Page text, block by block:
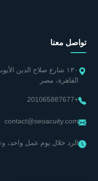
تواصل معنا
١٣٠ شارع صلاح الدين الأيوبي، الهضبة الوسطى، المقطم
القاهرة، مصر
+201065887677
contact@seoacuity.com
الرد خلال يوم عمل